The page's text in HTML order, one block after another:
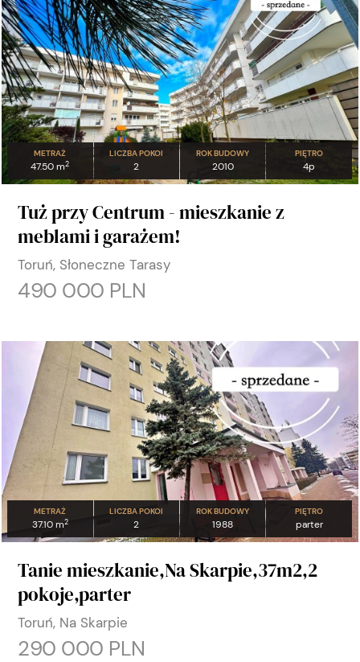
METRAŻ
47.50 m2
LICZBA POKOI
2
ROK BUDOWY
2010
PIĘTRO
4p
Tuż przy Centrum - mieszkanie z
meblami i garażem!
Toruń, Słoneczne Tarasy
490 000 PLN
METRAŻ
37.10 m2
LICZBA POKOI
2
ROK BUDOWY
1988
PIĘTRO
parter
Tanie mieszkanie,Na Skarpie,37m2,2
pokoje,parter
Toruń, Na Skarpie
290 000 PLN